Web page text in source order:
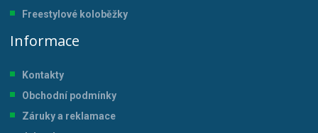
Freestylové koloběžky
Informace
Kontakty
Obchodní podmínky
Záruky a reklamace